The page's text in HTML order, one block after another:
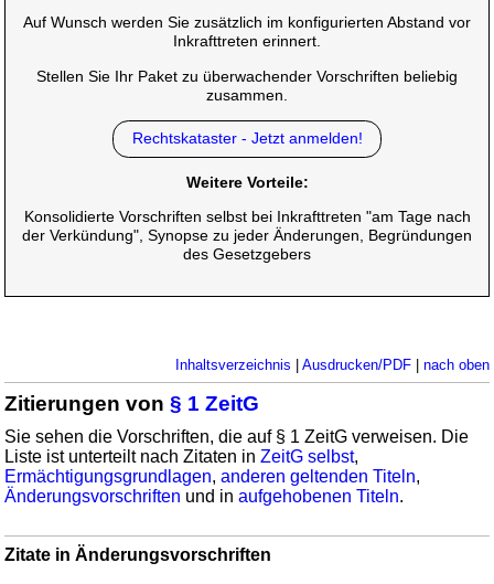
Auf Wunsch werden Sie zusätzlich im konfigurierten Abstand vor
Inkrafttreten erinnert.
Stellen Sie Ihr Paket zu überwachender Vorschriften beliebig
zusammen.
Rechtskataster - Jetzt anmelden!
Weitere Vorteile:
Konsolidierte Vorschriften selbst bei Inkrafttreten "am Tage nach
der Verkündung", Synopse zu jeder Änderungen, Begründungen
des Gesetzgebers
Inhaltsverzeichnis Ausdrucken/PDF| nach oben
Zitierungen von§ 1 ZeitG
Sie sehen die Vorschriften, die auf § 1 ZeitG verweisen. Die
Liste ist unterteilt nach Zitaten inZeitG selbst,
Ermächtigungsgrundlagen,anderen geltenden Titeln,
Änderungsvorschriften und inaufgehobenen Titeln.
Zitate in Änderungsvorschriften